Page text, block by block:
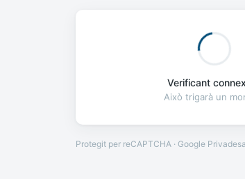
Verificant
Això trigarà un
Protegit per reCAPTCHA · Google Privadesa